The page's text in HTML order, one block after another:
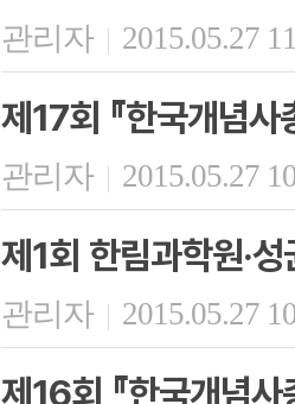
관리자 | 2015.05.27
제17회 『한국개념사
관리자 | 2015.05.27
제1회 한림과학원·
관리자 | 2015.05.27
제16회 『한국개념